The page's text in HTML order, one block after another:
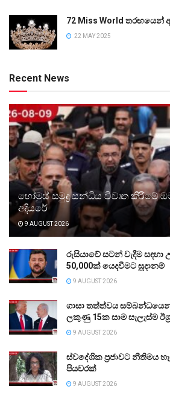
72 Miss World තරඟයෙන්
22 MAY 2025
Recent News
හෝමුස් සමුද්‍ර සන්ධිය විවෘත කිරීමේ
අදියරේ
9 AUGUST 2026
රුසියාවේ සටන් වැදීම
50,000ක් යෙදවීමට සූදානම්
9 AUGUST 2026
ගාසා තත්ත්වය
ලකුණු 15ක සාම සැලැස්ම
9 AUGUST 2026
ස්වදේශික ප්‍රජාවට නීතිමය
පියවරක්
9 AUGUST 2026